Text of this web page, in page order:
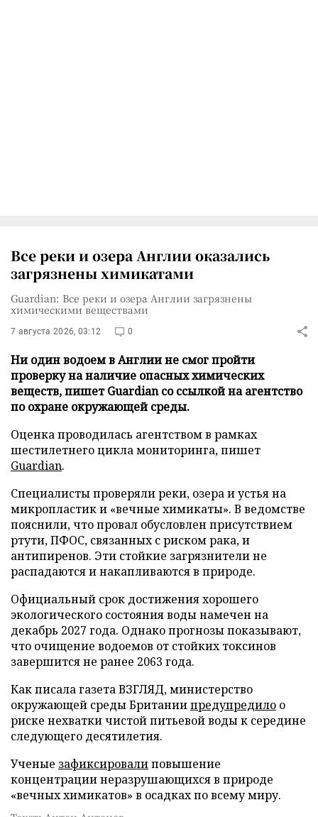
Все реки и озера Англии оказались
загрязнены химикатами
Guardian: Все реки и озера Англии загрязнены
химическими веществами
7 августа 2026, 03:12 0
Ни один водоем в Англии не смог пройти
проверку на наличие опасных химических
веществ, пишет Guardian со ссылкой на агентство
по охране окружающей среды.
Оценка проводилась агентством в рамках
шестилетнего цикла мониторинга, пишет
Guardian.
Специалисты проверяли реки, озера и устья на
микропластик и «вечные химикаты». В ведомстве
пояснили, что провал обусловлен присутствием
ртути, ПФОС, связанных с риском рака, и
антипиренов. Эти стойкие загрязнители не
распадаются и накапливаются в природе.
Официальный срок достижения хорошего
экологического состояния воды намечен на
декабрь 2027 года. Однако прогнозы показывают,
что очищение водоемов от стойких токсинов
завершится не ранее 2063 года.
Как писала газета ВЗГЛЯД, министерство
окружающей среды Британиипредупредило о
риске нехватки чистой питьевой воды к середине
следующего десятилетия.
Ученые зафиксировалиповышение
концентрации неразрушающихся в природе
«вечных химикатов» в осадках по всему миру.